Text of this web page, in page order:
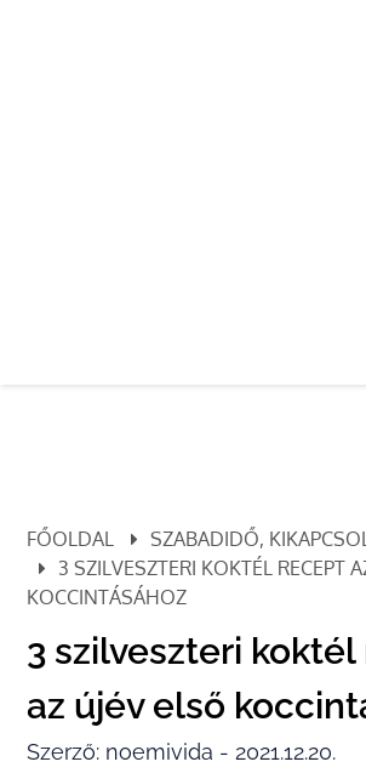
FŐOLDAL
SZABADIDŐ,
3 SZILVESZTERI KOKTÉL RECEPT
KOCCINTÁSÁHOZ
3 szilveszteri
az újév első
Szerző: noemivida - 2021.12.20.